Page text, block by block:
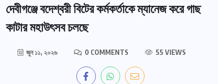
দেবীগঞ্জে বদেশ্বরী বিটের কর্মকর্তাকে ম্যানেজ করে গাছ
কাটার মহাউৎসব চলছে
জুন ১১, ২০২৬ 0 COMMENTS 55 VIEWS